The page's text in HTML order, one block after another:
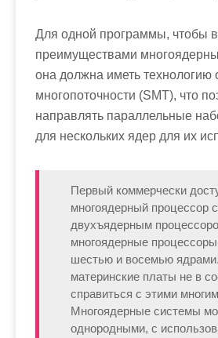
Для одной программы, чтобы
преимуществами
она должна иметь технологию
многопоточности (SMT), что
направлять параллельные
для нескольких ядер для их
Первый коммерчески
многоядерный процессор
двухъядерным
многоядерные
шестью и восемью
материнские платы не в
справиться с этими
Многоядерные системы
однородными, с